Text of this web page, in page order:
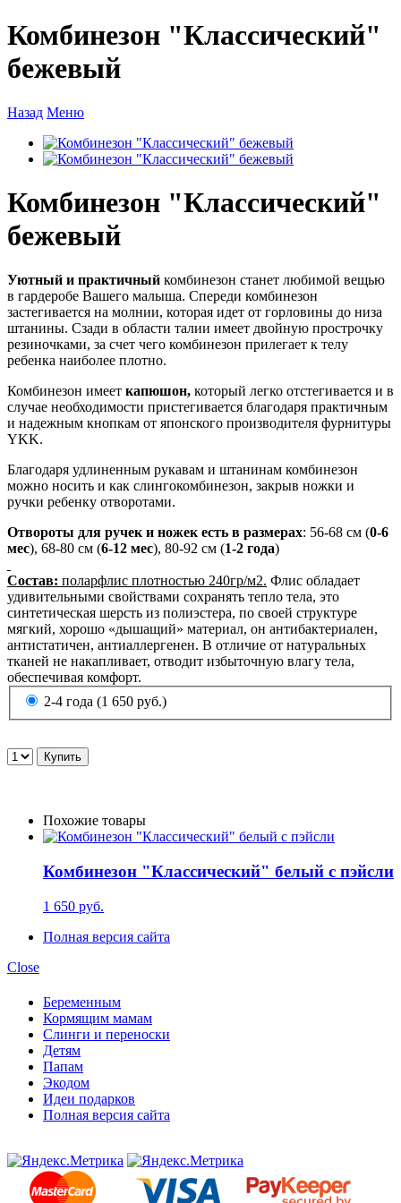
Комбинезон "Классический"
бежевый
Назад Меню
Комбинезон "Классический"
бежевый
Уютный и практичный комбинезон станет любимой вещью
в гардеробе Вашего малыша. Спереди комбинезон
застегивается на молнии, которая идет от горловины до низа
штанины. Сзади в области талии имеет двойную прострочку
резиночками, за счет чего комбинезон прилегает к телу
ребенка наиболее плотно.
Комбинезон имеет капюшон, который легко отстегивается и в
случае необходимости пристегивается благодаря практичным
и надежным кнопкам от японского производителя фурнитуры
YKK.
Благодаря удлиненным рукавам и штанинам комбинезон
можно носить и как слингокомбинезон, закрыв ножки и
ручки ребенку отворотами.
Отвороты для ручек и ножек есть в размерах: 56-68 см (0-6
мес), 68-80 см (6-12 мес), 80-92 см (1-2 года)
Состав: поларфлис плотностью 240гр/м2. Флис обладает
удивительными свойствами сохранять тепло тела, это
синтетическая шерсть из полиэстера, по своей структуре
мягкий, хорошо «дышащий» материал, он антибактериален,
антистатичен, антиаллергенен. В отличие от натуральных
тканей не накапливает, отводит избыточную влагу тела,
обеспечивая комфорт.
2-4 года (1 650 руб.)
Похожие товары
Комбинезон "Классический" белый с пэйсли
1 650 руб.
Полная версия сайта
Close
Беременным
Кормящим мамам
Слинги и переноски
Детям
Папам
Экодом
Идеи подарков
Полная версия сайта